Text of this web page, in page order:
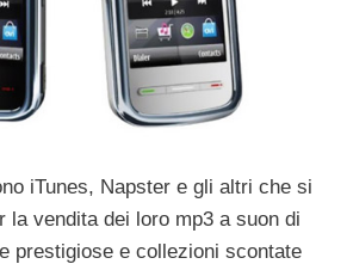
iTunes, Napster e gli altri che si
la vendita dei loro mp3 a suon di
prestigiose e collezioni scontate